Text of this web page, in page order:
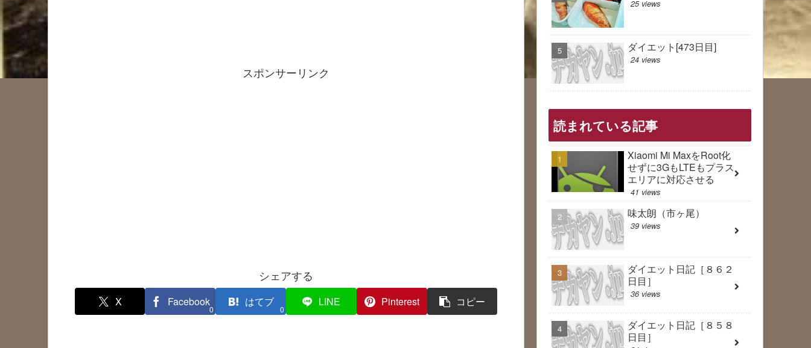
スポンサーリンク
シェアする
X Facebook
0
はてブ
0
LINE Pinterest コピー
25 views
ダイエット[473日目]
24 views
読まれている記事
Xiaomi Mi MaxをRoot化
せずに3GもLTEもプラス
エリアに対応させる
41 views
味太朗（市ヶ尾）
39 views
ダイエット日記［８６２
日目］
36 views
ダイエット日記［８５８
日目］